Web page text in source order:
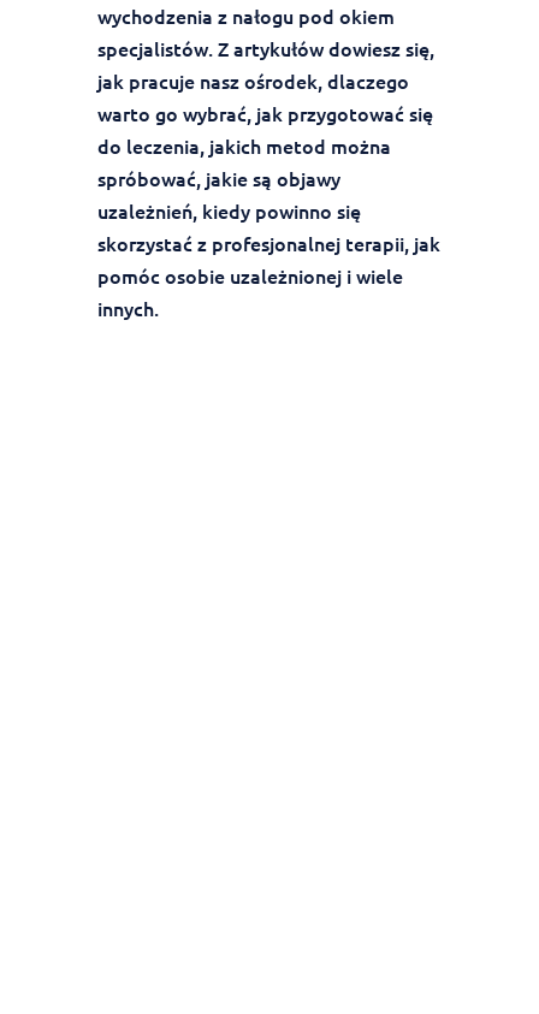
wychodzenia z nałogu pod okiem
specjalistów. Z artykułów dowiesz się,
jak pracuje nasz ośrodek, dlaczego
warto go wybrać, jak przygotować się
do leczenia, jakich metod można
spróbować, jakie są objawy
uzależnień, kiedy powinno się
skorzystać z profesjonalnej terapii, jak
pomóc osobie uzależnionej i wiele
innych.